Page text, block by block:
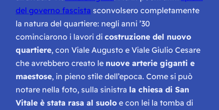
del governo fascista sconvolsero completamente
la natura del quartiere: negli anni ’30
cominciarono i lavori di costruzione del nuovo
quartiere, con Viale Augusto e Viale Giulio Cesare
che avrebbero creato le nuove arterie giganti e
maestose, in pieno stile dell’epoca. Come si può
notare nella foto, sulla sinistra la chiesa di San
Vitale è stata rasa al suolo e con lei la tomba di